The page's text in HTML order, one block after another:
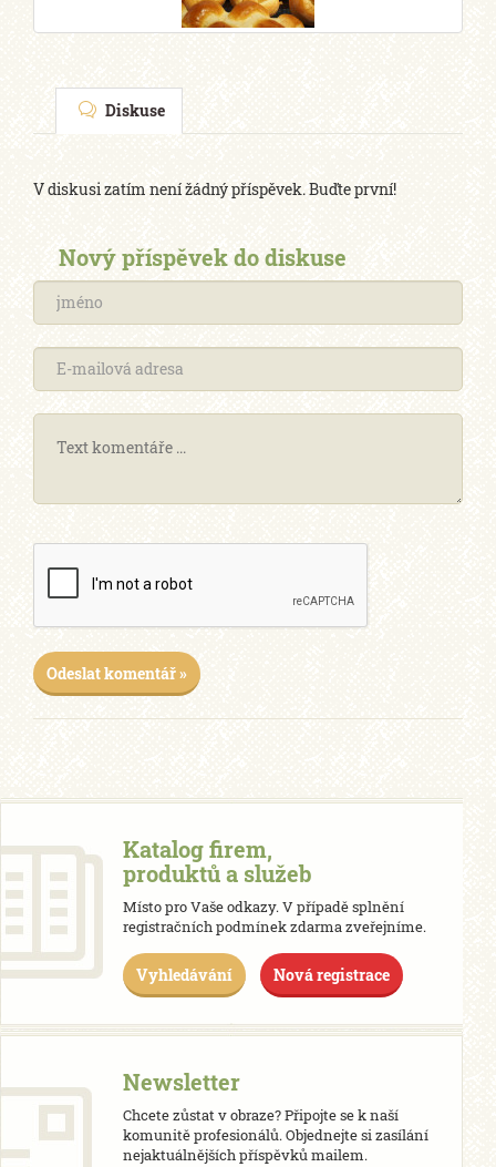
Diskuse
V diskusi zatím není žádný příspěvek. Buďte první!
Nový příspěvek do diskuse
Odeslat komentář »
Katalog firem,
produktů a služeb
Místo pro Vaše odkazy. V případě splnění
registračních podmínek zdarma zveřejníme.
Vyhledávání Nová registrace
Newsletter
Chcete zůstat v obraze? Připojte se k naší
komunitě profesionálů. Objednejte si zasílání
nejaktuálnějších příspěvků mailem.